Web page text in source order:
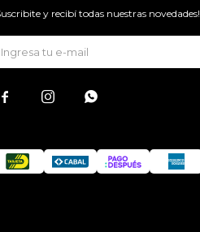
y recibí todas nuestras novedades!
  